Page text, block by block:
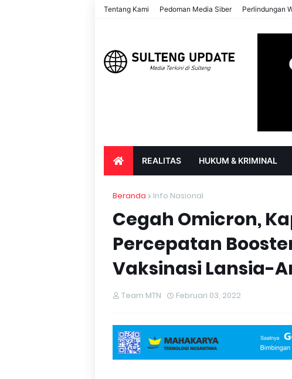
Tentang Kami Pedoman Media Siber Perlindungan
REALITAS HUKUM & KRIMINAL
Beranda Info Nasional
Cegah Omicron,
Percepatan
Vaksinasi Lansia-
Team MTN Februari 03, 2022